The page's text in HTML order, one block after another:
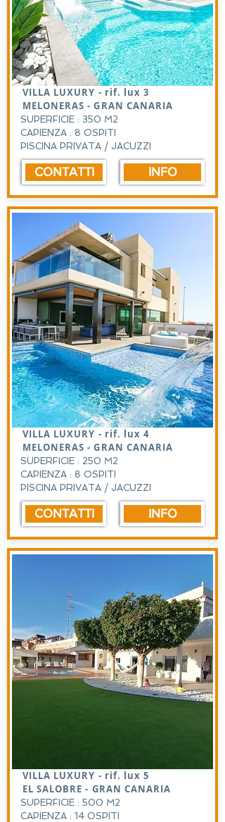
VILLA LUXURY - rif. lux 3
MELONERAS - GRAN CANARIA
SUPERFICIE : 350 M2
CAPIENZA : 8 OSPITI
PISCINA PRIVATA / JACUZZI
CONTATTI INFO
VILLA LUXURY - rif. lux 4
MELONERAS - GRAN CANARIA
SUPERFICIE : 250 M2
CAPIENZA : 8 OSPITI
PISCINA PRIVATA / JACUZZI
CONTATTI INFO
VILLA LUXURY - rif. lux 5
EL SALOBRE - GRAN CANARIA
SUPERFICIE : 500 M2
CAPIENZA : 14 OSPITI